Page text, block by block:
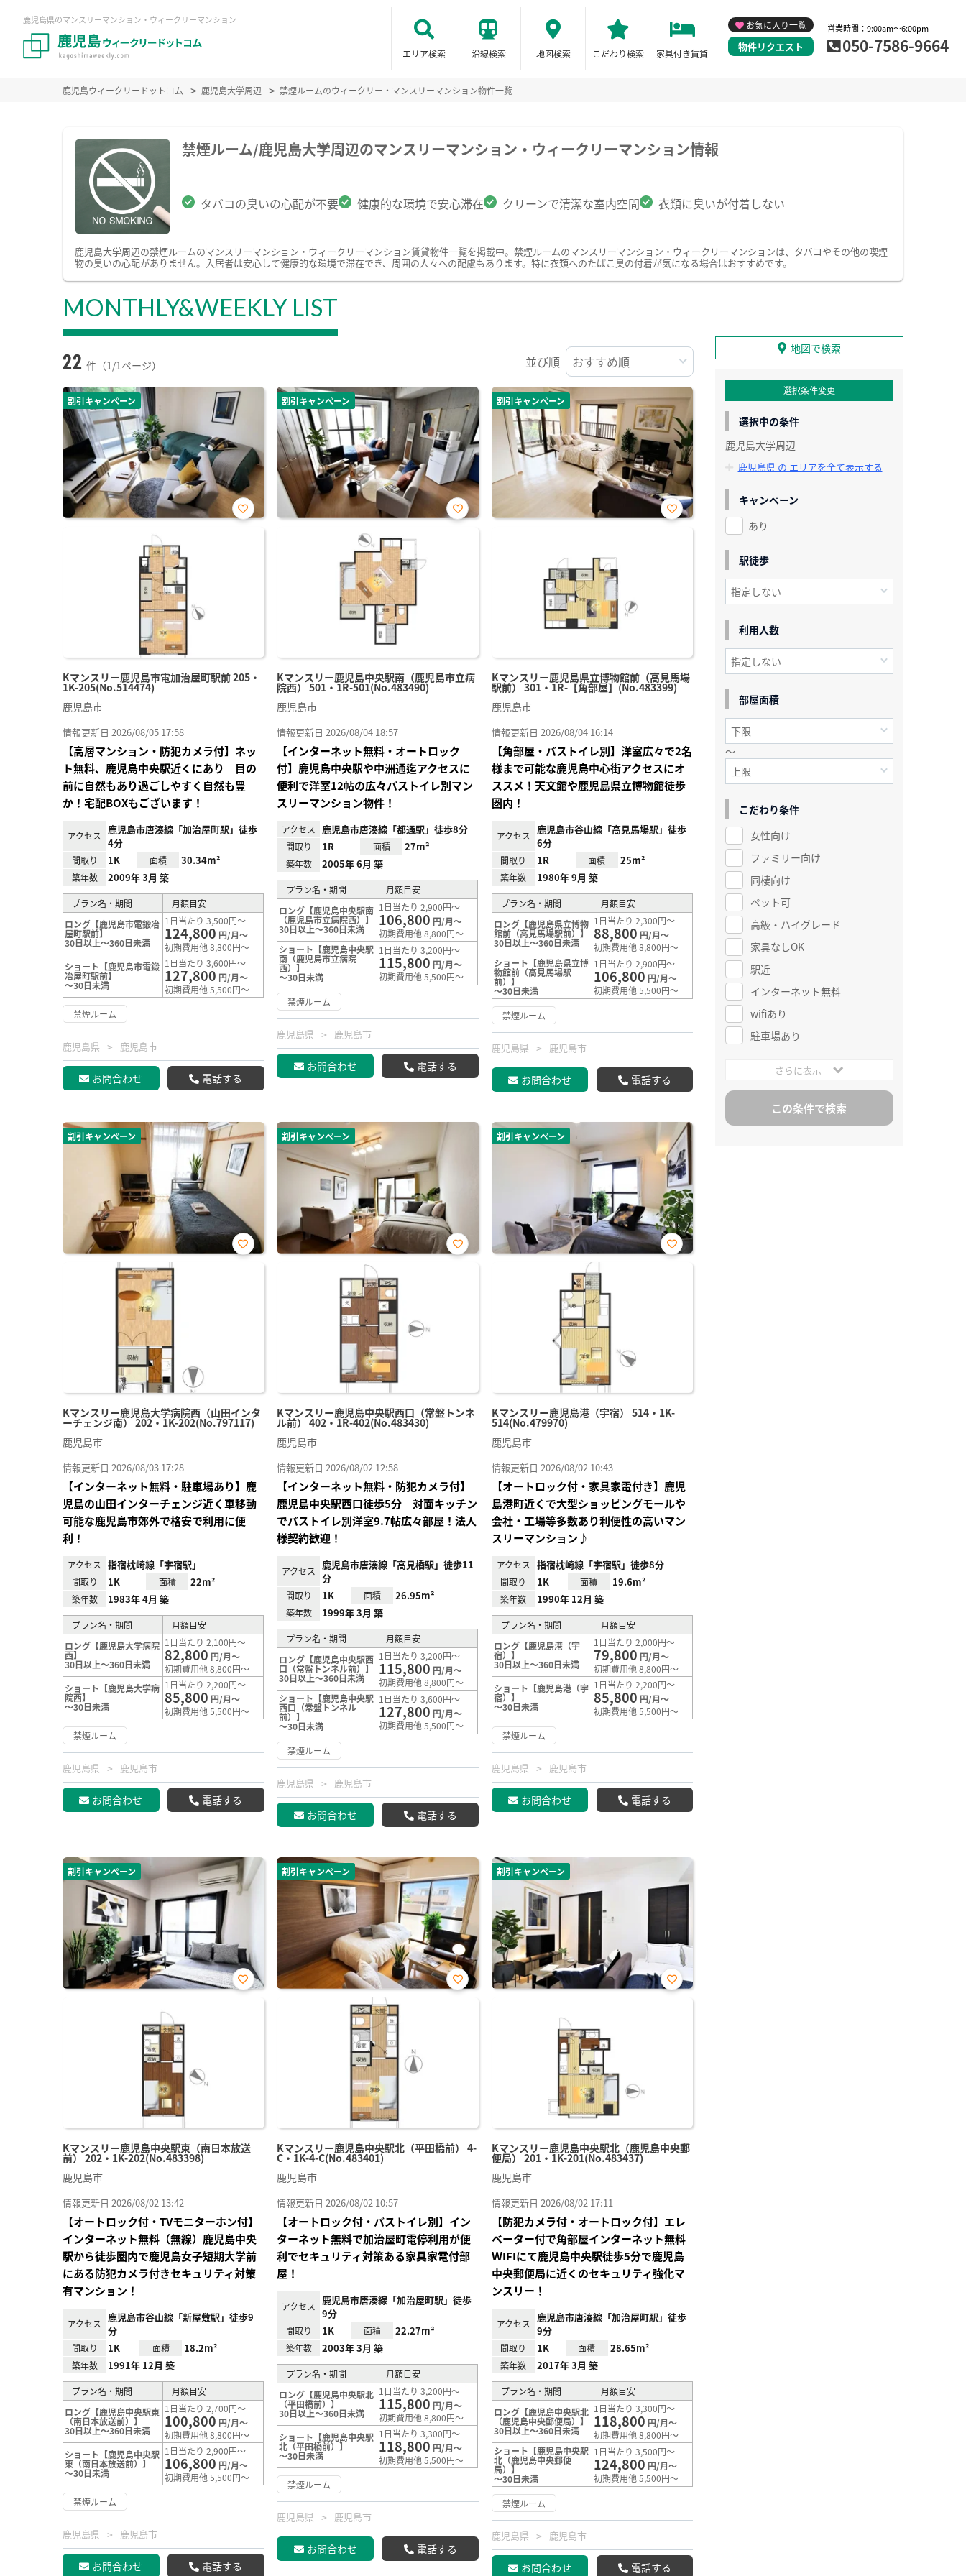
鹿児島県のマンスリーマンション・ウィークリーマンション
エリア検索 沿線検索 地図検索 こだわり検索 家具付き賃貸
お気に入り一覧
物件リクエスト
営業時間：9:00am～6:00pm
050-7586-9664
鹿児島ウィークリードットコム 鹿児島大学周辺 禁煙ルームのウィークリー・マンスリーマンション物件一覧
禁煙ルーム/鹿児島大学周辺のマンスリーマンション・ウィークリーマンション情報
タバコの臭いの心配が不要 健康的な環境で安心滞在 クリーンで清潔な室内空間 衣類に臭いが付着しない
鹿児島大学周辺の禁煙ルームのマンスリーマンション・ウィークリーマンション賃貸物件一覧を掲載中。禁煙ルームのマンスリーマンション・ウィークリーマンションは、タバコやその他の喫煙
物の臭いの心配がありません。入居者は安心して健康的な環境で滞在でき、周囲の人々への配慮もあります。特に衣類へのたばこ臭の付着が気になる場合はおすすめです。
MONTHLY&WEEKLY LIST
22 件（1/1ページ） 並び順
割引キャンペーン
Kマンスリー鹿児島市電加治屋町駅前 205・
1K-205(No.514474)
お気
鹿児島市
情報更新日 2026/08/05 17:58
【高層マンション・防犯カメラ付】ネッ
ト無料、鹿児島中央駅近くにあり 目の
前に自然もあり過ごしやすく自然も豊
か！宅配BOXもございます！
アクセス
鹿児島市唐湊線「加治屋町駅」徒歩
4分
間取り 1K 面積 30.34m²
築年数 2009年 3月 築
プラン名・期間
月額目安
ロング【鹿児島市電鍛冶
屋町駅前】
30日以上～360日未満
1日当たり 3,500円～
124,800 円/月～
初期費用他 8,800円～
ショート【鹿児島市電鍛
冶屋町駅前】
～30日未満
1日当たり 3,600円～
127,800 円/月～
初期費用他 5,500円～
禁煙ルーム
鹿児島県 鹿児島市
お問合わせ 電話する
割引キャンペーン
Kマンスリー鹿児島中央駅南（鹿児島市立病
院西） 501・1R-501(No.483490)
お気
鹿児島市
情報更新日 2026/08/04 18:57
【インターネット無料・オートロック
付】鹿児島中央駅や中洲通迄アクセスに
便利で洋室12帖の広々バストイレ別マン
スリーマンション物件！
アクセス 鹿児島市唐湊線「都通駅」徒歩8分
間取り 1R 面積 27m²
築年数 2005年 6月 築
プラン名・期間
月額目安
ロング【鹿児島中央駅南
（鹿児島市立病院西）】
30日以上～360日未満
1日当たり 2,900円～
106,800 円/月～
初期費用他 8,800円～
ショート【鹿児島中央駅
南（鹿児島市立病院
西）】
～30日未満
1日当たり 3,200円～
115,800 円/月～
初期費用他 5,500円～
禁煙ルーム
鹿児島県 鹿児島市
お問合わせ 電話する
割引キャンペーン
Kマンスリー鹿児島県立博物館前（高見馬場
駅前） 301・1R-【角部屋】(No.483399)
お気
鹿児島市
情報更新日 2026/08/04 16:14
【角部屋・バストイレ別】洋室広々で2名
様まで可能な鹿児島中心街アクセスにオ
ススメ！天文館や鹿児島県立博物館徒歩
圏内！
アクセス
鹿児島市谷山線「高見馬場駅」徒歩
6分
間取り 1R 面積 25m²
築年数 1980年 9月 築
プラン名・期間
月額目安
ロング【鹿児島県立博物
館前（高見馬場駅前）】
30日以上～360日未満
1日当たり 2,300円～
88,800 円/月～
初期費用他 8,800円～
ショート【鹿児島県立博
物館前（高見馬場駅
前）】
～30日未満
1日当たり 2,900円～
106,800 円/月～
初期費用他 5,500円～
禁煙ルーム
鹿児島県 鹿児島市
お問合わせ 電話する
割引キャンペーン
Kマンスリー鹿児島大学病院西（山田インタ
ーチェンジ南） 202・1K-202(No.797117)
お気
鹿児島市
情報更新日 2026/08/03 17:28
【インターネット無料・駐車場あり】鹿
児島の山田インターチェンジ近く車移動
可能な鹿児島市郊外で格安で利用に便
利！
アクセス 指宿枕崎線「宇宿駅」
間取り 1K 面積 22m²
築年数 1983年 4月 築
プラン名・期間
月額目安
ロング【鹿児島大学病院
西】
30日以上～360日未満
1日当たり 2,100円～
82,800 円/月～
初期費用他 8,800円～
ショート【鹿児島大学病
院西】
～30日未満
1日当たり 2,200円～
85,800 円/月～
初期費用他 5,500円～
禁煙ルーム
鹿児島県 鹿児島市
お問合わせ 電話する
割引キャンペーン
Kマンスリー鹿児島中央駅西口（常盤トンネ
ル前） 402・1R-402(No.483430)
お気
鹿児島市
情報更新日 2026/08/02 12:58
【インターネット無料・防犯カメラ付】
鹿児島中央駅西口徒歩5分 対面キッチン
でバストイレ別洋室9.7帖広々部屋！法人
様契約歓迎！
アクセス
鹿児島市唐湊線「高見橋駅」徒歩11
分
間取り 1K 面積 26.95m²
築年数 1999年 3月 築
プラン名・期間
月額目安
ロング【鹿児島中央駅西
口（常盤トンネル前）】
30日以上～360日未満
1日当たり 3,200円～
115,800 円/月～
初期費用他 8,800円～
ショート【鹿児島中央駅
西口（常盤トンネル
前）】
～30日未満
1日当たり 3,600円～
127,800 円/月～
初期費用他 5,500円～
禁煙ルーム
鹿児島県 鹿児島市
お問合わせ 電話する
割引キャンペーン
Kマンスリー鹿児島港（宇宿） 514・1K-
514(No.479970)
お気
鹿児島市
情報更新日 2026/08/02 10:43
【オートロック付・家具家電付き】鹿児
島港町近くで大型ショッピングモールや
会社・工場等多数あり利便性の高いマン
スリーマンション♪
アクセス 指宿枕崎線「宇宿駅」徒歩8分
間取り 1K 面積 19.6m²
築年数 1990年 12月 築
プラン名・期間
月額目安
ロング【鹿児島港（宇
宿）】
30日以上～360日未満
1日当たり 2,000円～
79,800 円/月～
初期費用他 8,800円～
ショート【鹿児島港（宇
宿）】
～30日未満
1日当たり 2,200円～
85,800 円/月～
初期費用他 5,500円～
禁煙ルーム
鹿児島県 鹿児島市
お問合わせ 電話する
割引キャンペーン
Kマンスリー鹿児島中央駅東（南日本放送
前） 202・1K-202(No.483398)
お気
鹿児島市
情報更新日 2026/08/02 13:42
【オートロック付・TVモニターホン付】
インターネット無料（無線）鹿児島中央
駅から徒歩圏内で鹿児島女子短期大学前
にある防犯カメラ付きセキュリティ対策
有マンション！
アクセス
鹿児島市谷山線「新屋敷駅」徒歩9
分
間取り 1K 面積 18.2m²
築年数 1991年 12月 築
プラン名・期間
月額目安
ロング【鹿児島中央駅東
（南日本放送前）】
30日以上～360日未満
1日当たり 2,700円～
100,800 円/月～
初期費用他 8,800円～
ショート【鹿児島中央駅
東（南日本放送前）】
～30日未満
1日当たり 2,900円～
106,800 円/月～
初期費用他 5,500円～
禁煙ルーム
鹿児島県 鹿児島市
お問合わせ 電話する
割引キャンペーン
Kマンスリー鹿児島中央駅北（平田橋前） 4-
C・1K-4-C(No.483401)
お気
鹿児島市
情報更新日 2026/08/02 10:57
【オートロック付・バストイレ別】イン
ターネット無料で加治屋町電停利用が便
利でセキュリティ対策ある家具家電付部
屋！
アクセス
鹿児島市唐湊線「加治屋町駅」徒歩
9分
間取り 1K 面積 22.27m²
築年数 2003年 3月 築
プラン名・期間
月額目安
ロング【鹿児島中央駅北
（平田橋前）】
30日以上～360日未満
1日当たり 3,200円～
115,800 円/月～
初期費用他 8,800円～
ショート【鹿児島中央駅
北（平田橋前）】
～30日未満
1日当たり 3,300円～
118,800 円/月～
初期費用他 5,500円～
禁煙ルーム
鹿児島県 鹿児島市
お問合わせ 電話する
割引キャンペーン
Kマンスリー鹿児島中央駅北（鹿児島中央郵
便局） 201・1K-201(No.483437)
お気
鹿児島市
情報更新日 2026/08/02 17:11
【防犯カメラ付・オートロック付】エレ
ベーター付で角部屋インターネット無料
ＷIFIにて鹿児島中央駅徒歩5分で鹿児島
中央郵便局に近くのセキュリティ強化マ
ンスリー！
アクセス
鹿児島市唐湊線「加治屋町駅」徒歩
9分
間取り 1K 面積 28.65m²
築年数 2017年 3月 築
プラン名・期間
月額目安
ロング【鹿児島中央駅北
（鹿児島中央郵便局）】
30日以上～360日未満
1日当たり 3,300円～
118,800 円/月～
初期費用他 8,800円～
ショート【鹿児島中央駅
北（鹿児島中央郵便
局）】
～30日未満
1日当たり 3,500円～
124,800 円/月～
初期費用他 5,500円～
禁煙ルーム
鹿児島県 鹿児島市
お問合わせ 電話する
地図で検索
選択条件変更
選択中の条件
鹿児島大学周辺
鹿児島県 の エリアを全て表示する
キャンペーン
あり
駅徒歩
利用人数
部屋面積
～
こだわり条件
女性向け
ファミリー向け
同棲向け
ペット可
高級・ハイグレード
家具なしOK
駅近
インターネット無料
wifiあり
駐車場あり
さらに表示